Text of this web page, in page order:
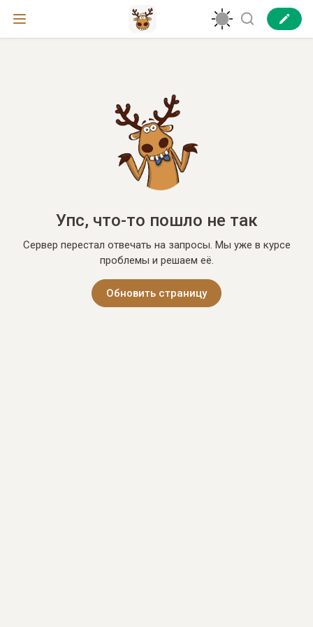
Упс, что-то пошло не так
Сервер перестал отвечать на запросы. Мы уже в курсе
проблемы и решаем её.
Обновить страницу